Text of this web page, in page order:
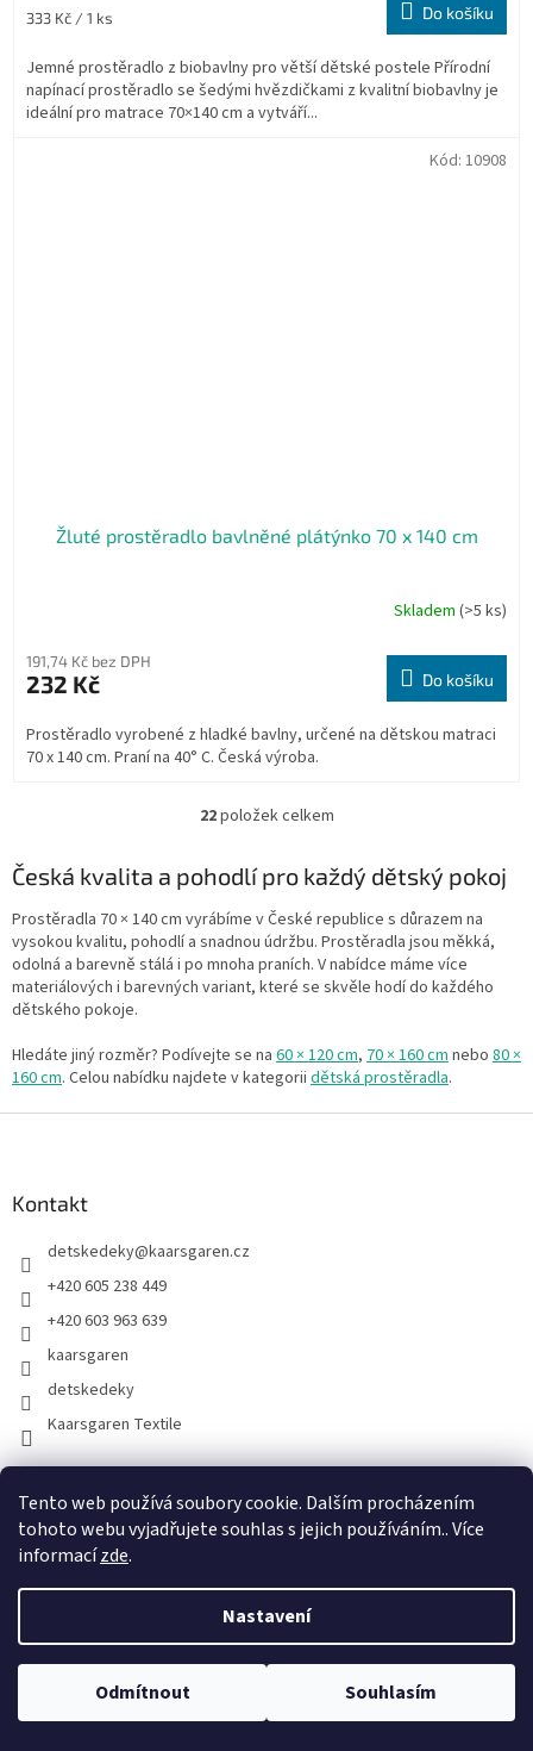
Tento web používá soubory cookie. Dalším procházením
tohoto webu vyjadřujete souhlas s jejich používáním.. Více
informacízde.
Nastavení
Odmítnout Souhlasím
Měrná
333 Kč / 1 ks Do košíku
Jemné prostěradlo z biobavlny pro větší dětské postele Přírodní
napínací prostěradlo se šedými hvězdičkami z kvalitní biobavlny je
ideální pro matrace 70×140 cm a vytváří...
Žluté prostěradlo bavlněné plátýnko 70 x 140 cm
Skladem (>5 ks)
191,74 Kč bez DPH
232 Kč Do košíku
Prostěradlo vyrobené z hladké bavlny, určené na dětskou matraci
70 x 140 cm. Praní na 40° C. Česká výroba.
Kód: 10908
O
l
á
d
a
c
í
v
k
v
22položek celkem
Česká kvalita a pohodlí pro každý dětský pokoj
Prostěradla 70 × 140 cm vyrábíme v České republice s důrazem na
vysokou kvalitu, pohodlí a snadnou údržbu. Prostěradla jsou měkká,
odolná a barevně stálá i po mnoha praních. V nabídce máme více
materiálových i barevných variant, které se skvěle hodí do každého
dětského pokoje.
Hledáte jiný rozměr? Podívejte se na 60 × 120 cm, 70 × 160 cmnebo 80 ×
160 cm. Celou nabídku najdete v kategorii dětská prostěradla.
Kontakt
detskedeky@kaarsgaren.cz
+420 605 238 449
+420 603 963 639
kaarsgaren
detskedeky
Kaarsgaren Textile
Informace pro vás
Odběrná místa
Podmínky ochrany osobních údajů
Jak nakupovat
O nás